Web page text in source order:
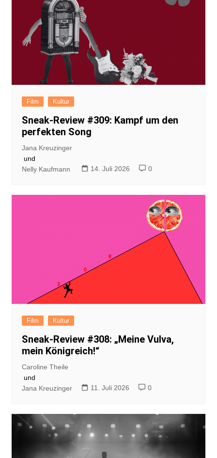
Film Kultur
Sneak-Review #309: Kampf um den
perfekten Song
Jana Kreuzinger
und
Nelly Kaufmann
14. Juli 2026 0
Film Kultur
Sneak-Review #308: „Meine Vulva,
mein Königreich!“
Caroline Theile
und
Jana Kreuzinger
11. Juli 2026 0